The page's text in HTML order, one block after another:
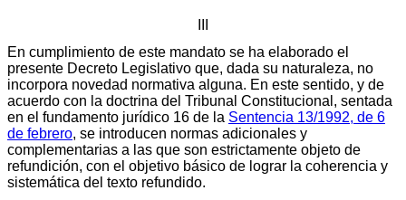
En cumplimiento de este mandato se ha elaborado el
presente Decreto Legislativo que, dada su naturaleza, no
incorpora novedad normativa alguna. En este sentido, y de
acuerdo con la doctrina del Tribunal Constitucional, sentada
en el fundamento jurídico 16 de la Sentencia 13/1992, de 6
de febrero, se introducen normas adicionales y
complementarias a las que son estrictamente objeto de
refundición, con el objetivo básico de lograr la coherencia y
sistemática del texto refundido.